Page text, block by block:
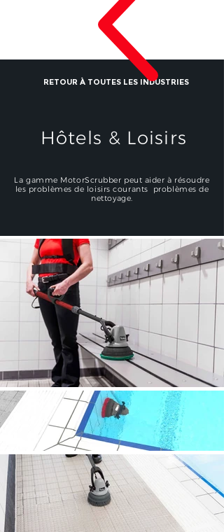
RETOUR À TOUTES LES INDUSTRIES
Hôtels & Loisirs
La gamme MotorScrubber peut aider à résoudre
les problèmes de loisirs courants problèmes de
nettoyage.